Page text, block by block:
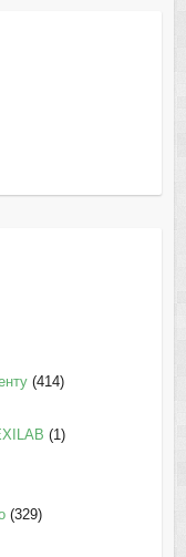
(414)
(1)
(329)